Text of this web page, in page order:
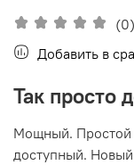
(0)
Добавить в
Так просто
Мощный. Простой
доступный.